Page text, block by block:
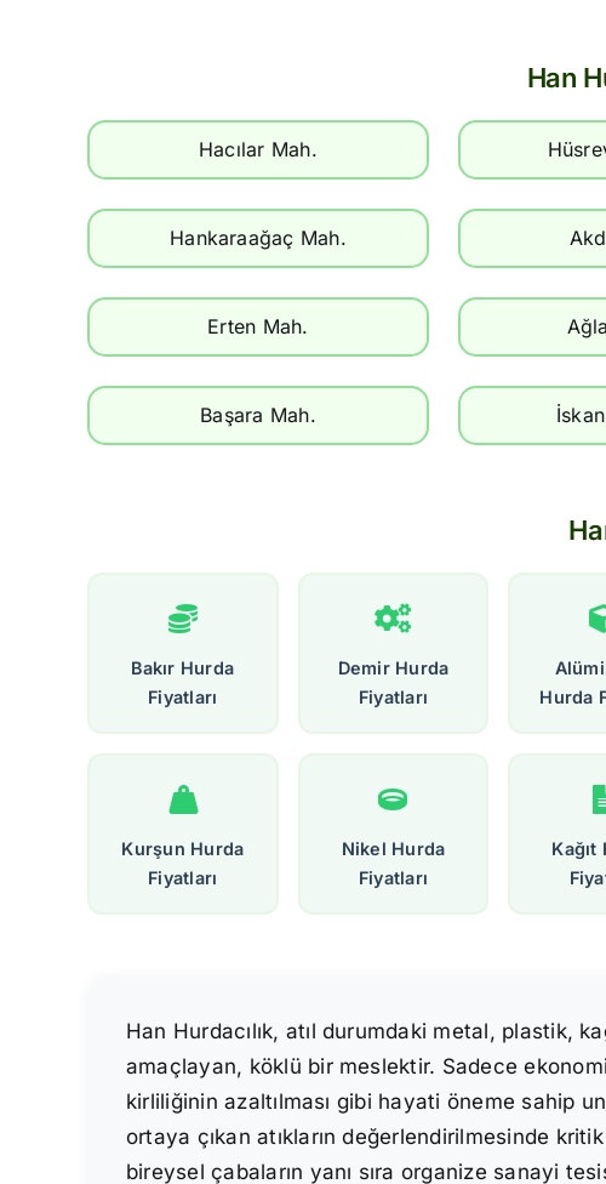
Han
Hacılar Mah.
Hankaraağaç Mah.
Erten Mah.
Başara Mah.
Bakır Hurda
Fiyatları
Demir Hurda
Fiyatları
Hurda
Kurşun Hurda
Fiyatları
Nikel Hurda
Fiyatları
Kağıt
Han Hurdacılık, atıl durumdaki metal, plastik,
amaçlayan, köklü bir meslektir. Sadece
kirliliğinin azaltılması gibi hayati öneme sahip
ortaya çıkan atıkların değerlendirilmesinde
bireysel çabaların yanı sıra organize sanayi